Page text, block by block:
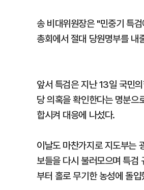
송 비대위원장은 "민중기 특
총회에서 절대 당원명부를 내
앞서 특검은 지난 13일 국민
당 의혹을 확인한다는 명분으
합시켜 대응에 나섰다.
이날도 마찬가지로 지도부는
보들을 다시 불러모으며 특검
부터 홀로 무기한 농성에 돌입